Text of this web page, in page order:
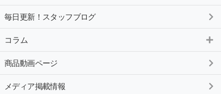
毎日更新！スタッフブログ
コラム
商品動画ページ
メディア掲載情報